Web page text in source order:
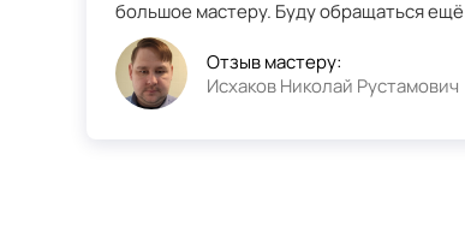
большое мастеру. Буду обращаться ещё
Отзыв мастеру:
Исхаков Николай Рустамович